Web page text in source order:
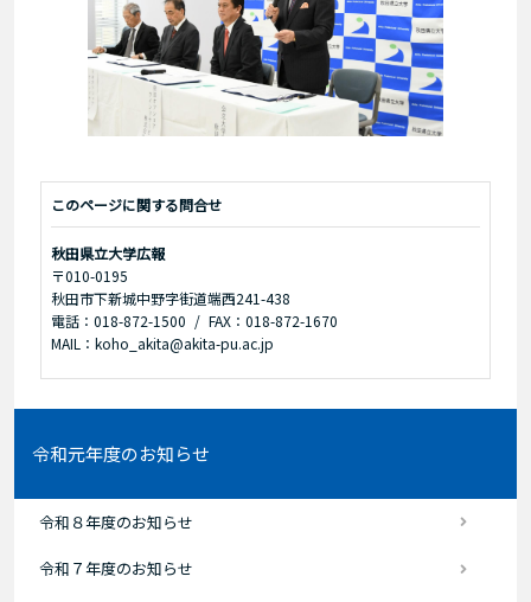
このページに関する問合せ
秋田県立大学広報
〒010-0195
秋田市下新城中野字街道端西241-438
電話：018-872-1500
FAX：018-872-1670
MAIL：koho_akita@akita-pu.ac.jp
令和元年度のお知らせ
令和８年度のお知らせ
令和７年度のお知らせ